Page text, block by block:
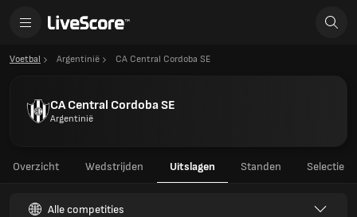
Voetbal Argentinië CA Central Cordoba SE
CA Central Cordoba SE
Argentinië
Overzicht Wedstrijden Uitslagen Standen Selectie
Alle competities